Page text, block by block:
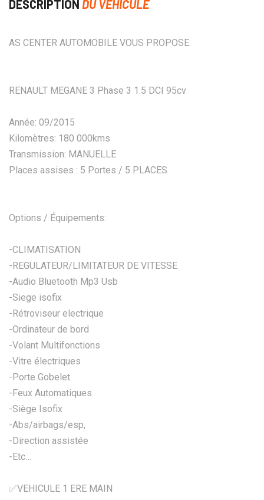
DESCRIPTION DU VÉHICULE
AS CENTER AUTOMOBILE VOUS PROPOSE:
RENAULT MEGANE 3 Phase 3 1.5 DCI 95cv
Année: 09/2015
Kilomètres: 180 000kms
Transmission: MANUELLE
Places assises : 5 Portes / 5 PLACES
Options / Équipements:
-CLIMATISATION
-REGULATEUR/LIMITATEUR DE VITESSE
-Audio Bluetooth Mp3 Usb
-Siege isofix
-Rétroviseur electrique
-Ordinateur de bord
-Volant Multifonctions
-Vitre électriques
-Porte Gobelet
-Feux Automatiques
-Siège Isofix
-Abs/airbags/esp,
-Direction assistée
-Etc…
✅VEHICULE 1 ERE MAIN